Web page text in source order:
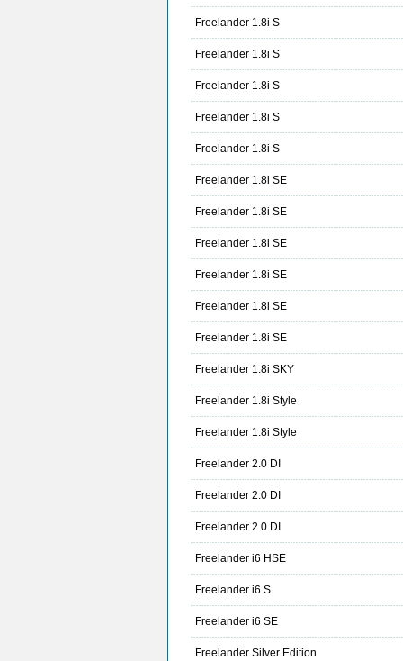
Freelander 1.8i S
Freelander 1.8i S
Freelander 1.8i S
Freelander 1.8i S
Freelander 1.8i S
Freelander 1.8i SE
Freelander 1.8i SE
Freelander 1.8i SE
Freelander 1.8i SE
Freelander 1.8i SE
Freelander 1.8i SE
Freelander 1.8i SKY
Freelander 1.8i Style
Freelander 1.8i Style
Freelander 2.0 DI
Freelander 2.0 DI
Freelander 2.0 DI
Freelander i6 HSE
Freelander i6 S
Freelander i6 SE
Freelander Silver Edition